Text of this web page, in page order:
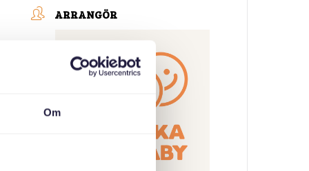
Om
ARRANGÖR